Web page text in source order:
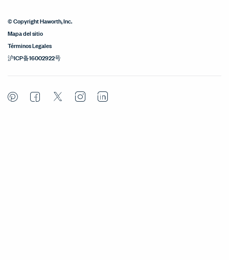
© Copyright Haworth, Inc.
Mapa del sitio
Términos Legales
沪ICP备16002922号
PinterestFacebook
TwitterInstagramLinkedIn